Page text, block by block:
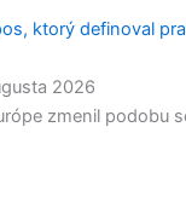
ktorý definoval
2026
zmenil podobu